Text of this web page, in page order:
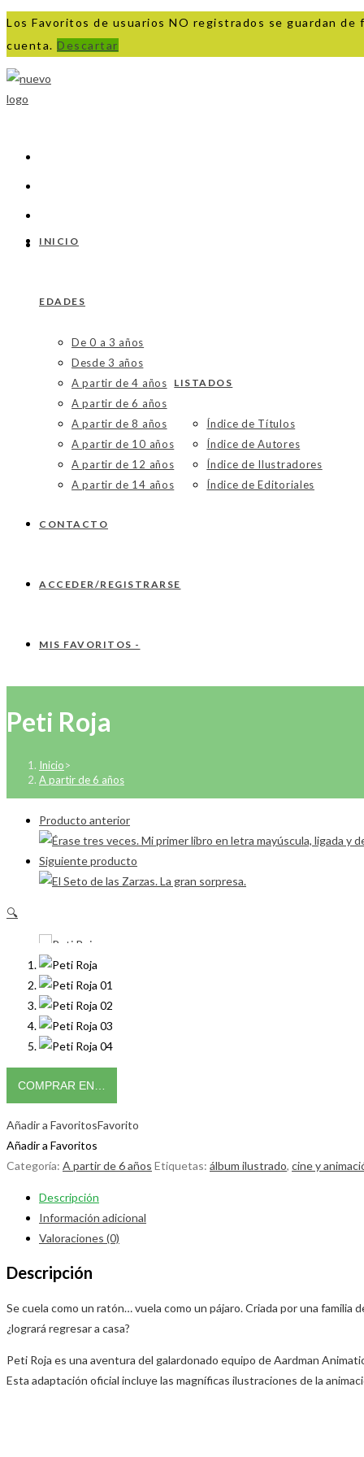
Los Favoritos de usuarios NO registrados se guardan
cuenta. Descartar
Ir
al
INICIO
EDADES
De 0 a 3 años
Desde 3 años
A partir de 4 años
A partir de 6 años
A partir de 8 años
A partir de 10 años
A partir de 12 años
A partir de 14 años
LISTADOS
Índice de Títulos
Índice de Autores
Índice de Ilustradores
Índice de Editoriales
CONTACTO
ACCEDER/REGISTRARSE
MIS FAVORITOS -
Peti Roja
Inicio>
A partir de 6 años
Producto anterior
Siguiente producto
🔍
COMPRAR EN…
Añadir a FavoritosFavorito
Añadir a Favoritos
Categoría: A partir de 6 años Etiquetas: álbum ilustrado, cine y
Descripción
Información adicional
Valoraciones (0)
Descripción
Se cuela como un ratón… vuela como un pájaro. Criada por una
¿logrará regresar a casa?
Peti Roja es una aventura del galardonado equipo de Aardman
Esta adaptación oficial incluye las magníficas ilustraciones de la